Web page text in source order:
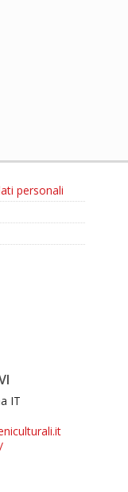
personali
IT